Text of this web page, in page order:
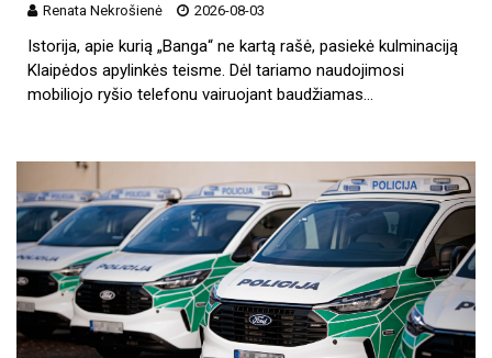
Renata Nekrošienė 2026-08-03
Istorija, apie kurią „Banga“ ne kartą rašė, pasiekė kulminaciją
Klaipėdos apylinkės teisme. Dėl tariamo naudojimosi
mobiliojo ryšio telefonu vairuojant baudžiamas…